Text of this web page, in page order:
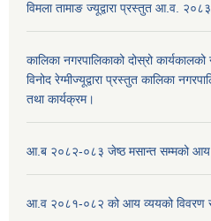
विमला तामाङ ज्यूद्वारा प्रस्तुत आ.व.
कालिका नगरपालिकाको दोस्रो
विनोद रेग्मीज्यूद्वारा प्रस्तुत कालिका
तथा कार्यक्रम।
आ.ब २०८२-०८३ जेष्ठ मसान्त सम्मको आय
आ.व २०८१-०८२ को आय व्ययको विवरण